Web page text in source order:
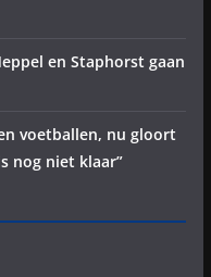
en Staphorst gaan
voetballen, nu gloort
nog niet klaar”